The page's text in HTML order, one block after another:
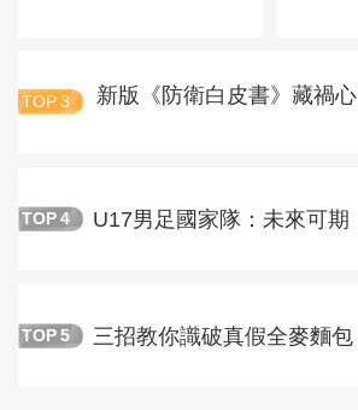
TOP 3 新版《防衛白皮書》藏禍心
TOP 4 U17男足國家隊：未來可期
TOP 5 三招教你識破真假全麥麵包